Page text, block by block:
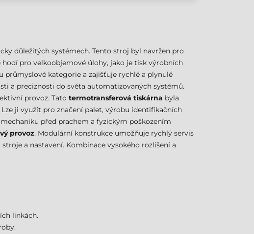
důležitých systémech. Tento stroj byl navržen pro
pro velkoobjemové úlohy, jako je tisk výrobních
průmyslové kategorie a zajišťuje rychlé a plynulé
a preciznosti do světa automatizovaných systémů.
provoz. Tato termotransferová tiskárna byla
ji využít pro značení palet, výrobu identifikačních
před prachem a fyzickým poškozením
provoz. Modulární konstrukce umožňuje rychlý servis
a nastavení. Kombinace vysokého rozlišení a
linkách.